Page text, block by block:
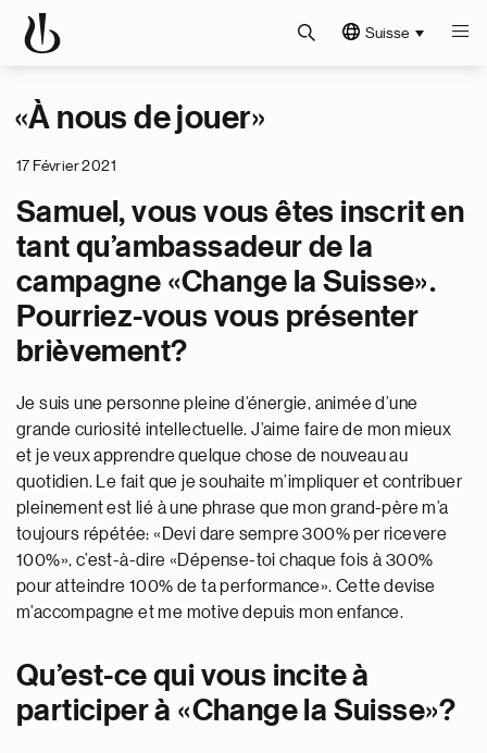
Suisse
«À nous de jouer»
17 Février 2021
Samuel, vous vous êtes inscrit en
tant qu’ambassadeur de la
campagne «Change la Suisse».
Pourriez-vous vous présenter
brièvement?
Je suis une personne pleine d’énergie, animée d’une
grande curiosité intellectuelle. J’aime faire de mon mieux
et je veux apprendre quelque chose de nouveau au
quotidien. Le fait que je souhaite m’impliquer et contribuer
pleinement est lié à une phrase que mon grand-père m’a
toujours répétée: «Devi dare sempre 300% per ricevere
100%», c’est-à-dire «Dépense-toi chaque fois à 300%
pour atteindre 100% de ta performance». Cette devise
m’accompagne et me motive depuis mon enfance.
Qu’est-ce qui vous incite à
participer à «Change la Suisse»?